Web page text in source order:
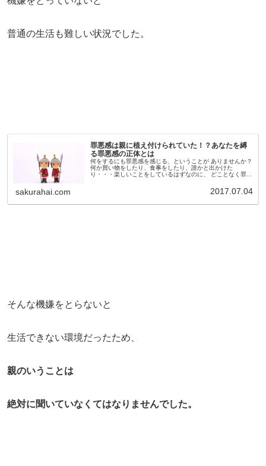
普通の生活も難しい状況でした。
罪悪感は親に植え付けられていた！？あなたを縛
る罪悪感の正体とは
何をするにも罪悪感を感じる、ということが ありませんか？
何か買い物をしたり、食事をしたり、誰かと出かけた
り・・・楽しいことをしているはずなのに、 どことなく罪悪
sakurahai.com 2017.07.04
そんな機嫌をとらないと
生活できない環境だったため、
親のいうことは
絶対に聞いていなくてはなりませんでした。